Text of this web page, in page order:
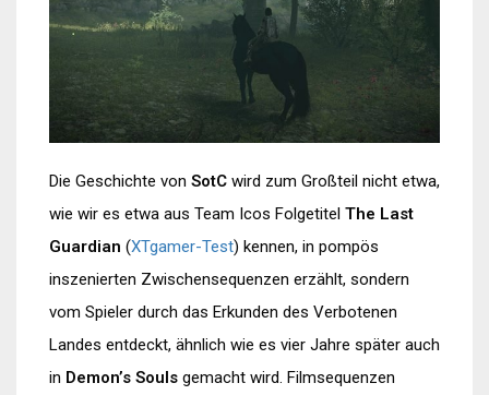
Die Geschichte von SotC wird zum Großteil nicht etwa,
wie wir es etwa aus Team Icos Folgetitel The Last
Guardian (XTgamer-Test) kennen, in pompös
inszenierten Zwischensequenzen erzählt, sondern
vom Spieler durch das Erkunden des Verbotenen
Landes entdeckt, ähnlich wie es vier Jahre später auch
in Demon’s Souls gemacht wird. Filmsequenzen